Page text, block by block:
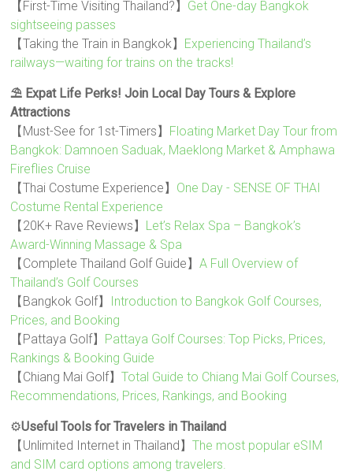
【First-Time Visiting Thailand?】 Get One-day Bangkok
sightseeing passes
【Taking the Train in Bangkok】 Experiencing Thailand’s
railways—waiting for trains on the tracks!
⛱️ Expat Life Perks! Join Local Day Tours & Explore
Attractions
【Must-See for 1st-Timers】 Floating Market Day Tour from
Bangkok: Damnoen Saduak, Maeklong Market & Amphawa
Fireflies Cruise
【Thai Costume Experience】 One Day - SENSE OF THAI
Costume Rental Experience
【20K+ Rave Reviews】 Let’s Relax Spa – Bangkok’s
Award-Winning Massage & Spa
【Complete Thailand Golf Guide】A Full Overview of
Thailand’s Golf Courses
【Bangkok Golf】
Introduction to Bangkok Golf Courses,
Prices, and Booking
【Pattaya Golf】 Pattaya Golf Courses: Top Picks, Prices,
Rankings & Booking Guide
【Chiang Mai Golf】Total Guide to Chiang Mai Golf Courses,
Recommendations, Prices, Rankings, and Booking
⚙️Useful Tools for Travelers in Thailand
【Unlimited Internet in Thailand】The most popular eSIM
and SIM card options among travelers.